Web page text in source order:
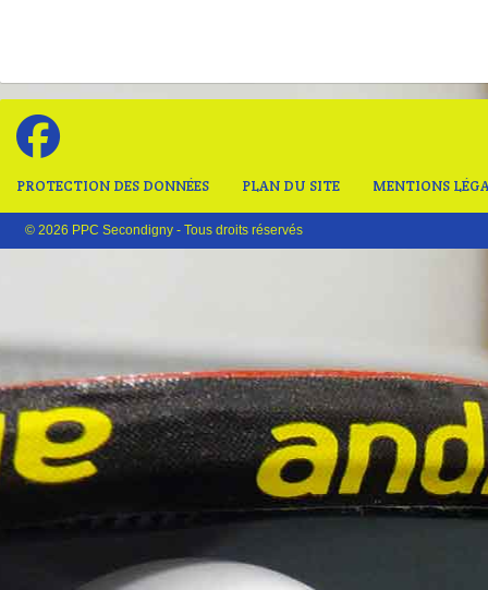
PROTECTION DES DONNÉES PLAN DU SITE MENTIONS
© 2026 PPC Secondigny - Tous droits réservés